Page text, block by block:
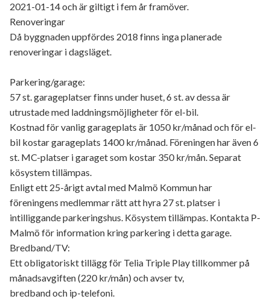
2021-01-14 och är giltigt i fem år framöver.
Renoveringar
Då byggnaden uppfördes 2018 finns inga planerade
renoveringar i dagsläget.
Parkering/garage:
57 st. garageplatser finns under huset, 6 st. av dessa är
utrustade med laddningsmöjligheter för el-bil.
Kostnad för vanlig garageplats är 1050 kr/månad och för el-
bil kostar garageplats 1400 kr/månad. Föreningen har även 6
st. MC-platser i garaget som kostar 350 kr/mån. Separat
kösystem tillämpas.
Enligt ett 25-årigt avtal med Malmö Kommun har
föreningens medlemmar rätt att hyra 27 st. platser i
intilliggande parkeringshus. Kösystem tillämpas. Kontakta P-
Malmö för information kring parkering i detta garage.
Bredband/TV:
Ett obligatoriskt tillägg för Telia Triple Play tillkommer på
månadsavgiften (220 kr/mån) och avser tv,
bredband och ip-telefoni.